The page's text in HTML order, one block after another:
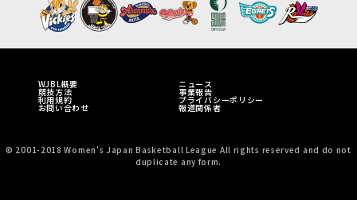
WJBL概要 ニュース
競技方法 事業報告
利用規約 プライバシーポリシー
お問い合わせ 報道関係者
© 2001-2018 Women's Japan Basketball League All rights reserved and do not
duplicate any form.